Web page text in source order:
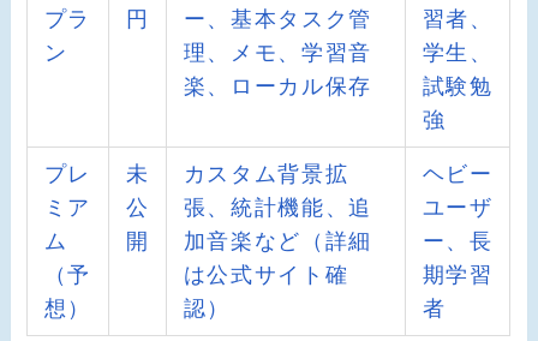
プラ
ン
円
ー、基本タスク管
理、メモ、学習音
楽、ローカル保存
習者、
学生、
試験勉
強
プレ
ミア
ム
（予
想）
未
公
開
カスタム背景拡
張、統計機能、追
加音楽など（詳細
は公式サイト確
認）
ヘビー
ユーザ
ー、長
期学習
者